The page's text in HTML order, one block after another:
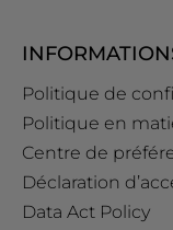
Politique de
Politique en
Centre de
Déclaration
Data Act Policy